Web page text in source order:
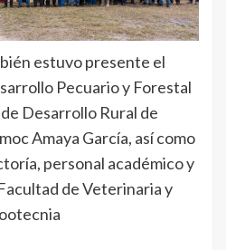
estuvo presente el
Pecuario y Forestal
Desarrollo Rural de
Amaya García, así como
personal académico y
de Veterinaria y